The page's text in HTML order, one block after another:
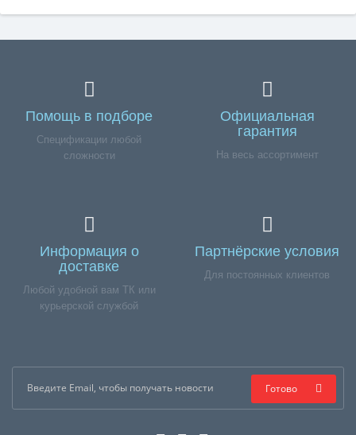
Помощь в подборе
Спецификации любой
сложности
Официальная
гарантия
На весь ассортимент
Информация о
доставке
Любой удобной вам ТК или
курьерской службой
Партнёрские условия
Для постоянных клиентов
Готово